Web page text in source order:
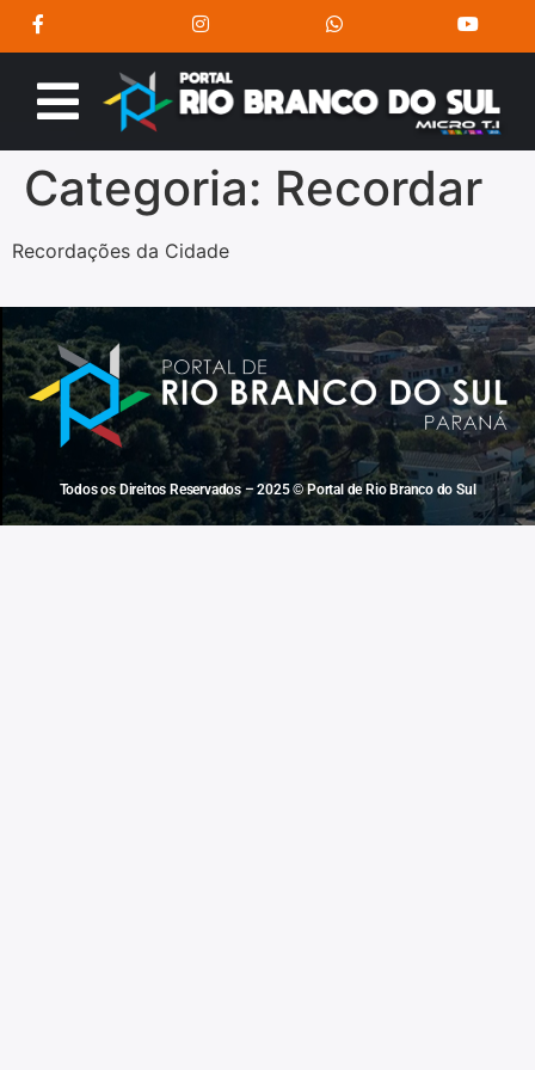
Categoria: Recordar
Recordações da Cidade
Todos os Direitos Reservados – 2025 © Portal de Rio Branco do Sul